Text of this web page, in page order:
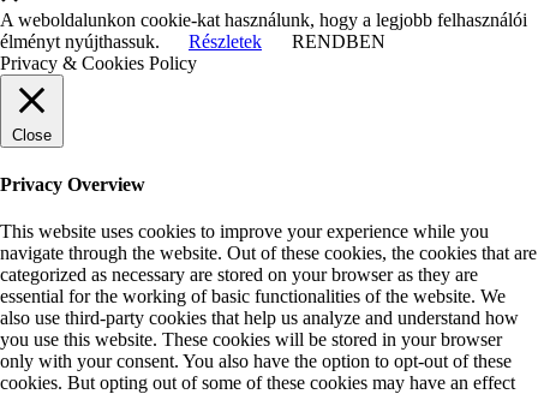
A weboldalunkon cookie-kat használunk, hogy a legjobb felhasználói
élményt nyújthassuk.
Részletek
RENDBEN
Privacy & Cookies Policy
Close
Privacy Overview
This website uses cookies to improve your experience while you
navigate through the website. Out of these cookies, the cookies that are
categorized as necessary are stored on your browser as they are
essential for the working of basic functionalities of the website. We
also use third-party cookies that help us analyze and understand how
you use this website. These cookies will be stored in your browser
only with your consent. You also have the option to opt-out of these
cookies. But opting out of some of these cookies may have an effect